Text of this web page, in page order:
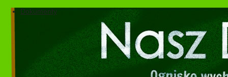
Dokumenty